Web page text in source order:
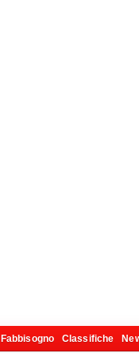
Fabbisogno Classifiche